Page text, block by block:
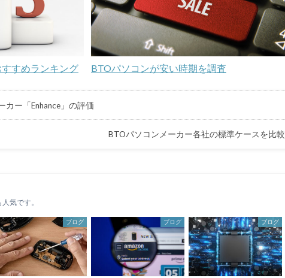
すめランキング
BTOパソコンが安い時期を調査
カー「Enhance」の評価
BTOパソコンメーカー各社の標準ケースを比較
気です。
ブログ ブログ ブログ